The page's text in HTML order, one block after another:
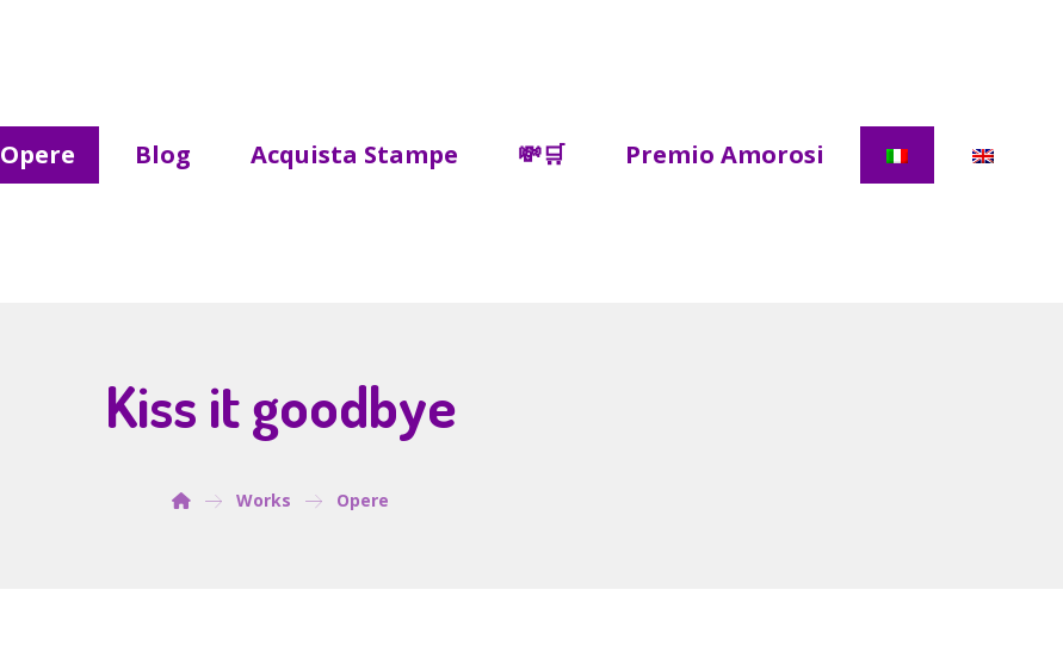
Opere Blog Acquista Stampe 💸🛒 Premio Amorosi
Kiss it goodbye
Works Opere